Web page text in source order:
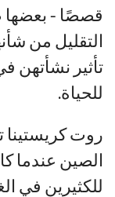
قصصًا - بعضها
التقليل من
تأثير نشأتهن
للحياة.
روت كريستينا
الصين عندما
للكثيرين في